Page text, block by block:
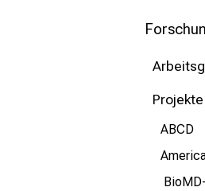
Projekte
ABCD